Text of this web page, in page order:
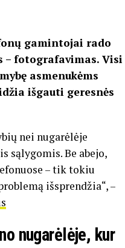
gamintojai rado
– fotografavimas. Visi
asmenukėms
išgauti geresnės
nei nugarėlėje
sąlygomis. Be abejo,
– tik tokiu
išsprendžia“, –
nugarėlėje, kur